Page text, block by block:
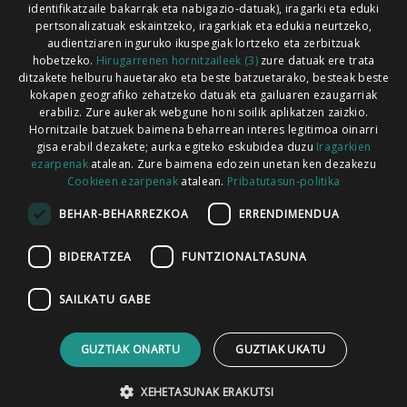
Codesyntaxek garatua
HARREMANETARAKO
identifikatzaile bakarrak eta nabigazio-datuak), iragarki eta eduki
pertsonalizatuak eskaintzeko, iragarkiak eta edukia neurtzeko,
audientziaren inguruko ikuspegiak lortzeko eta zerbitzuak
hobetzeko. Hirugarrenen hornitzaileek (3)zure datuak ere trata
ditzakete helburu hauetarako eta beste batzuetarako, besteak beste
kokapen geografiko zehatzeko datuak eta gailuaren ezaugarriak
erabiliz. Zure aukerak webgune honi soilik aplikatzen zaizkio.
Hornitzaile batzuek baimena beharrean interes legitimoa oinarri
gisa erabil dezakete; aurka egiteko eskubidea duzu Iragarkien
ezarpenakatalean. Zure baimena edozein unetan ken dezakezu
Cookieen ezarpenak atalean. Pribatutasun-politika
BEHAR-BEHARREZKOA ERRENDIMENDUA
BIDERATZEA FUNTZIONALTASUNA
SAILKATU GABE
GUZTIAK ONARTU GUZTIAK UKATU
XEHETASUNAK ERAKUTSI